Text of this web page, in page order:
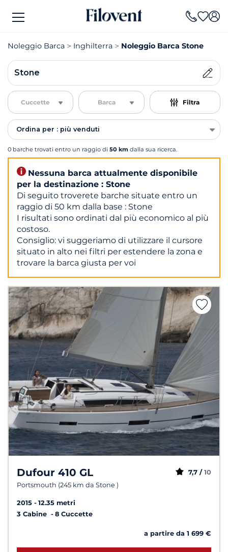
Noleggio Barca Inghilterra Noleggio Barca Stone
Stone
Cuccette Barca Filtra
Ordina per : più venduti
0 barche trovati entro un raggio di 50 km dalla sua ricerca.
Nessuna barca attualmente disponibile
per la destinazione : Stone
Di seguito troverete barche situate entro un
raggio di 50 km dalla base : Stone
I risultati sono ordinati dal più economico al più
costoso.
Consiglio: vi suggeriamo di utilizzare il cursore
situato in alto nei filtri per estendere la zona e
trovare la barca giusta per voi
Dufour 410 GL
Portsmouth (245 km da Stone )
7,7 / 10
2015
12.35 metri
3 Cabine
8 Cuccette
a partire da 1 699 €